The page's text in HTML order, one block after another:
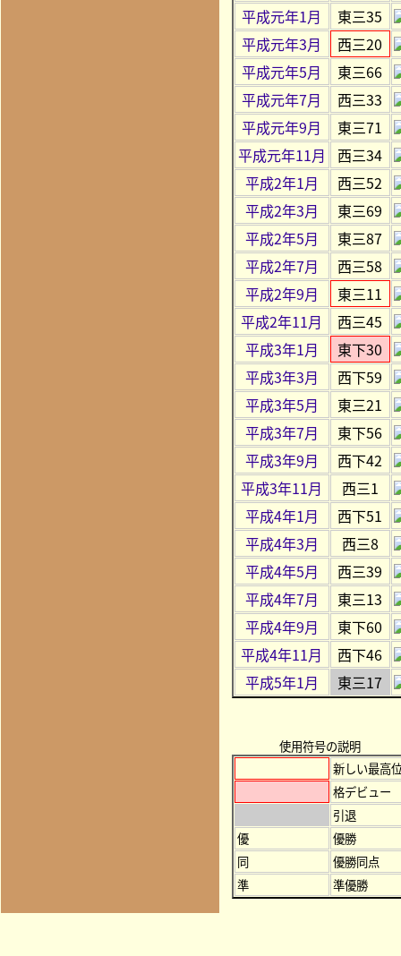
平成元年1月
東三35
平成元年3月
西三20
平成元年5月
東三66
平成元年7月
西三33
平成元年9月
東三71
平成元年11月
西三34
平成2年1月
西三52
平成2年3月
東三69
平成2年5月
東三87
平成2年7月
西三58
平成2年9月
東三11
平成2年11月
西三45
平成3年1月
東下30
平成3年3月
西下59
平成3年5月
東三21
平成3年7月
東下56
平成3年9月
西下42
平成3年11月
西三1
平成4年1月
西下51
平成4年3月
西三8
平成4年5月
西三39
平成4年7月
東三13
平成4年9月
東下60
平成4年11月
西下46
平成5年1月
東三17
使用符号の説明
新しい最高
格デビュー
引退
優
優勝
同
優勝同点
準
準優勝